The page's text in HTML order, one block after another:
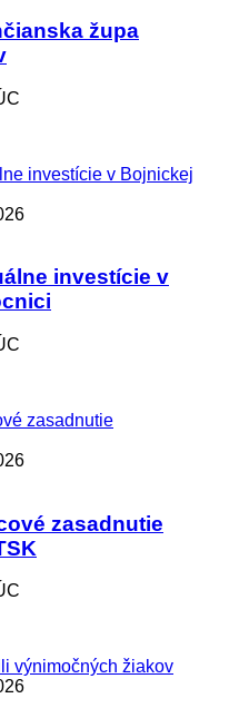
župa
investície v
zasadnutie